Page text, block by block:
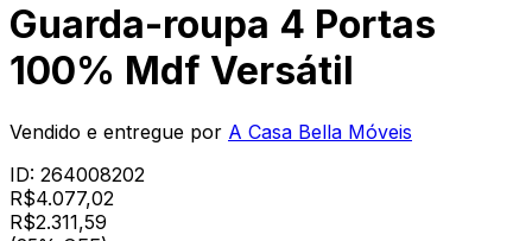
Guarda-roupa 4 Portas
100% Mdf Versátil
Vendido e entregue por A Casa Bella Móveis
ID: 264008202
R$4.077,02
R$2.311,59